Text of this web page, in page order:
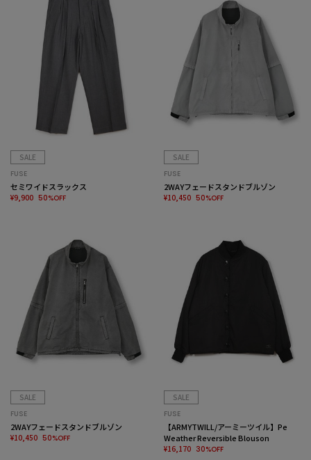
SALE
FUSE
セミワイドスラックス
¥9,900 50%OFF
SALE
FUSE
2WAYフェードスタンドブルゾン
¥10,450 50%OFF
SALE
FUSE
2WAYフェードスタンドブルゾン
¥10,450 50%OFF
SALE
FUSE
【ARMYTWILL/アーミーツイル】Pe
Weather Reversible Blouson
¥16,170 30%OFF